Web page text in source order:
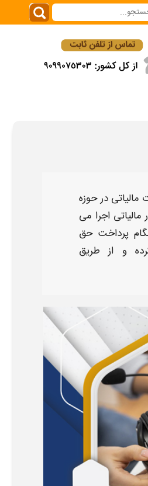
مالیاتیدر حوزه
مالیاتیاجرا می
پرداخت حق
و از طریق